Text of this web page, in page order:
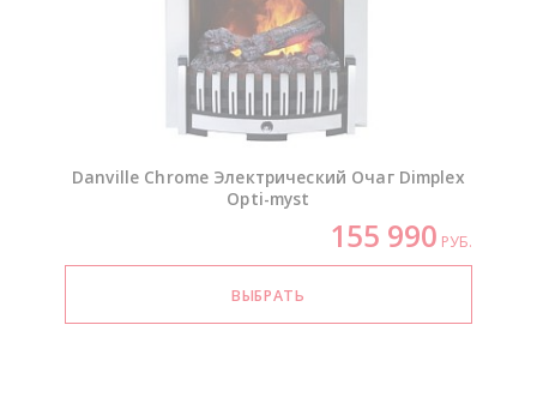
Danville Chrome Электрический Очаг Dimplex
Opti-myst
155 990 РУБ.